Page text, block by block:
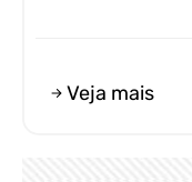
Veja mais